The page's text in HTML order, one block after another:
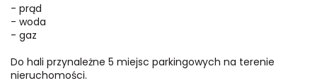
- prąd
- woda
- gaz
Do hali przynależne 5 miejsc parkingowych na terenie
nieruchomości.